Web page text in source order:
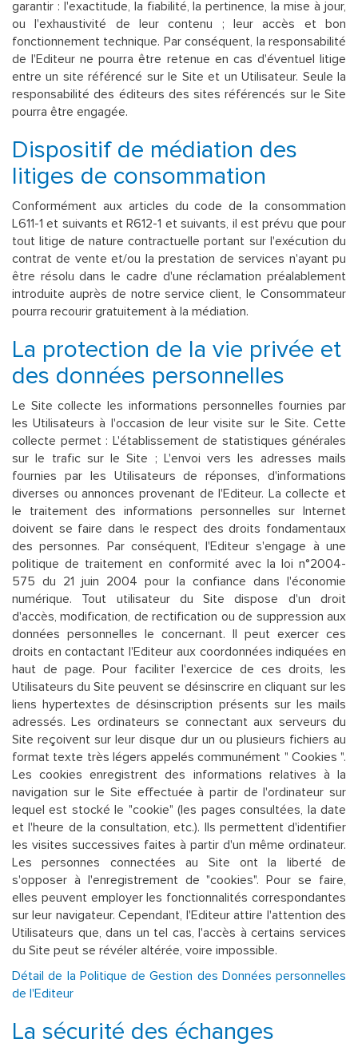
garantir : l'exactitude, la fiabilité, la pertinence, la mise à jour,
ou l'exhaustivité de leur contenu ; leur accès et bon
fonctionnement technique. Par conséquent, la responsabilité
de l'Editeur ne pourra être retenue en cas d'éventuel litige
entre un site référencé sur le Site et un Utilisateur. Seule la
responsabilité des éditeurs des sites référencés sur le Site
pourra être engagée.
Dispositif de médiation des
litiges de consommation
Conformément aux articles du code de la consommation
L611-1 et suivants et R612-1 et suivants, il est prévu que pour
tout litige de nature contractuelle portant sur l'exécution du
contrat de vente et/ou la prestation de services n'ayant pu
être résolu dans le cadre d'une réclamation préalablement
introduite auprès de notre service client, le Consommateur
pourra recourir gratuitement à la médiation.
La protection de la vie privée et
des données personnelles
Le Site collecte les informations personnelles fournies par
les Utilisateurs à l'occasion de leur visite sur le Site. Cette
collecte permet : L'établissement de statistiques générales
sur le trafic sur le Site ; L'envoi vers les adresses mails
fournies par les Utilisateurs de réponses, d'informations
diverses ou annonces provenant de l'Editeur. La collecte et
le traitement des informations personnelles sur Internet
doivent se faire dans le respect des droits fondamentaux
des personnes. Par conséquent, l'Editeur s'engage à une
politique de traitement en conformité avec la loi n°2004-
575 du 21 juin 2004 pour la confiance dans l'économie
numérique. Tout utilisateur du Site dispose d'un droit
d'accès, modification, de rectification ou de suppression aux
données personnelles le concernant. Il peut exercer ces
droits en contactant l'Editeur aux coordonnées indiquées en
haut de page. Pour faciliter l'exercice de ces droits, les
Utilisateurs du Site peuvent se désinscrire en cliquant sur les
liens hypertextes de désinscription présents sur les mails
adressés. Les ordinateurs se connectant aux serveurs du
Site reçoivent sur leur disque dur un ou plusieurs fichiers au
format texte très légers appelés communément " Cookies ".
Les cookies enregistrent des informations relatives à la
navigation sur le Site effectuée à partir de l'ordinateur sur
lequel est stocké le "cookie" (les pages consultées, la date
et l'heure de la consultation, etc.). Ils permettent d'identifier
les visites successives faites à partir d'un même ordinateur.
Les personnes connectées au Site ont la liberté de
s'opposer à l'enregistrement de "cookies". Pour se faire,
elles peuvent employer les fonctionnalités correspondantes
sur leur navigateur. Cependant, l'Editeur attire l'attention des
Utilisateurs que, dans un tel cas, l'accès à certains services
du Site peut se révéler altérée, voire impossible.
Détail de la Politique de Gestion des Données personnelles
de l'Editeur
La sécurité des échanges